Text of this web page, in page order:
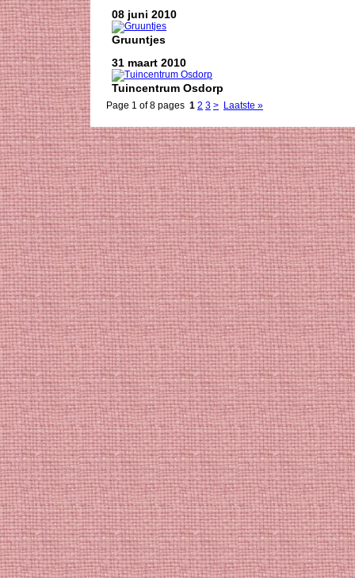
08 juni 2010
Gruuntjes
31 maart 2010
Tuincentrum Osdorp
Page 1 of 8 pages 1 2 3 > Laatste »